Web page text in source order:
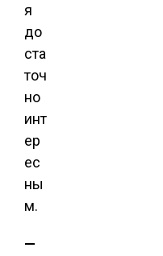
я
до
ста
точ
но
инт
ер
ес
ны
м.
—